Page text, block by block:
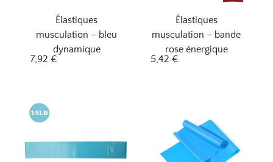
Élastiques
musculation – bleu
dynamique
7,92 €
Élastiques
musculation – bande
rose énergique
5,42 €